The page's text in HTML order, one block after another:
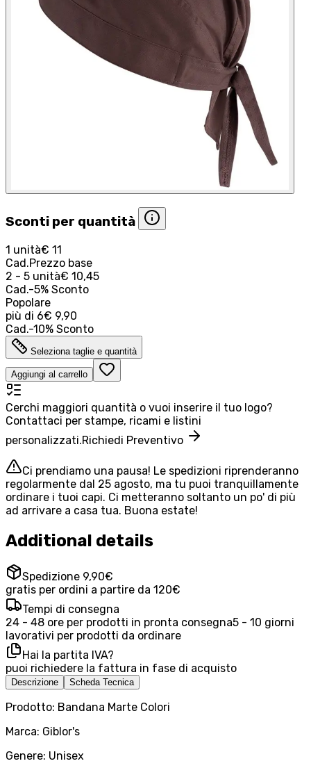
Sconti per quantità
1 unità€ 11
Cad.Prezzo base
2 - 5 unità€ 10,45
Cad.-5% Sconto
Popolare
più di 6€ 9,90
Cad.-10% Sconto
Seleziona taglie e quantità
Aggiungi al carrello
Cerchi maggiori quantità o vuoi inserire il tuo logo?
Contattaci per stampe, ricami e listini
personalizzati.Richiedi Preventivo
Ci prendiamo una pausa! Le spedizioni riprenderanno
regolarmente dal 25 agosto, ma tu puoi tranquillamente
ordinare i tuoi capi. Ci metteranno soltanto un po' di più
ad arrivare a casa tua. Buona estate!
Additional details
Spedizione 9,90€
gratis per ordini a partire da 120€
Tempi di consegna
24 - 48 ore per prodotti in pronta consegna5 - 10 giorni
lavorativi per prodotti da ordinare
Hai la partita IVA?
puoi richiedere la fattura in fase di acquisto
Descrizione Scheda Tecnica
Prodotto: Bandana Marte Colori
Marca: Giblor's
Genere: Unisex